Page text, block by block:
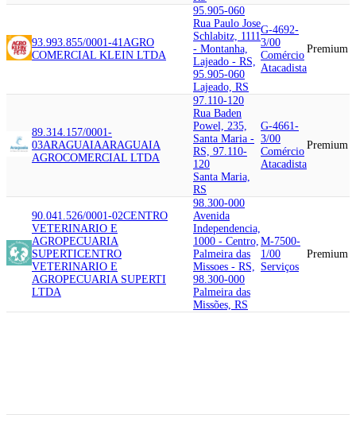
93.993.855/0001-41AGRO
COMERCIAL KLEIN LTDA
95.905-060
Rua Paulo Jose
Schlabitz, 1111
- Montanha,
Lajeado - RS,
95.905-060
Lajeado, RS
G-4692-
3/00
Comércio
Atacadista
Premium
89.314.157/0001-
03ARAGUAIAARAGUAIA
AGROCOMERCIAL LTDA
97.110-120
Rua Baden
Powel, 235,
Santa Maria -
RS, 97.110-
120
Santa Maria,
RS
G-4661-
3/00
Comércio
Atacadista
Premium
90.041.526/0001-02CENTRO
VETERINARIO E
AGROPECUARIA
SUPERTICENTRO
VETERINARIO E
AGROPECUARIA SUPERTI
LTDA
98.300-000
Avenida
Independencia,
1000 - Centro,
Palmeira das
Missoes - RS,
98.300-000
Palmeira das
Missões, RS
M-7500-
1/00
Serviços
Premium